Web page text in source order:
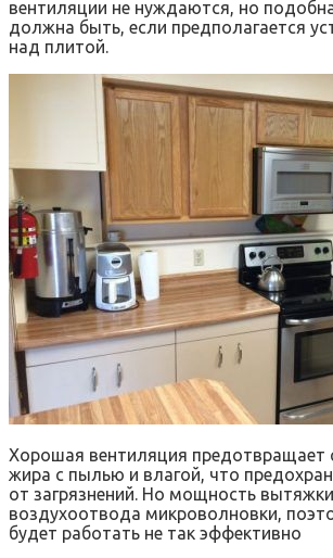
вентиляции не нуждаются, но
должна быть, если предполагается
над плитой.
Хорошая вентиляция предотвращает
жира с пылью и влагой, что
от загрязнений. Но мощность
воздухоотвода микроволновки,
будет работать не так эффективно